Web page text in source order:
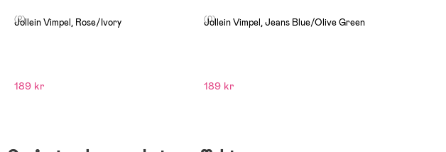
(2)
Jollein Vimpel, Rose/Ivory
189 kr
(0)
Jollein Vimpel, Jeans Blue/Olive Green
189 kr